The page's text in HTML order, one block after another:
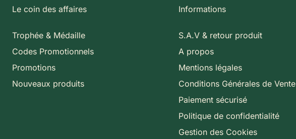
Le coin des affaires
Trophée & Médaille
Codes Promotionnels
Promotions
Nouveaux produits
Informations
S.A.V & retour produit
A propos
Mentions légales
Conditions Générales de Vente
Paiement sécurisé
Politique de confidentialité
Gestion des Cookies